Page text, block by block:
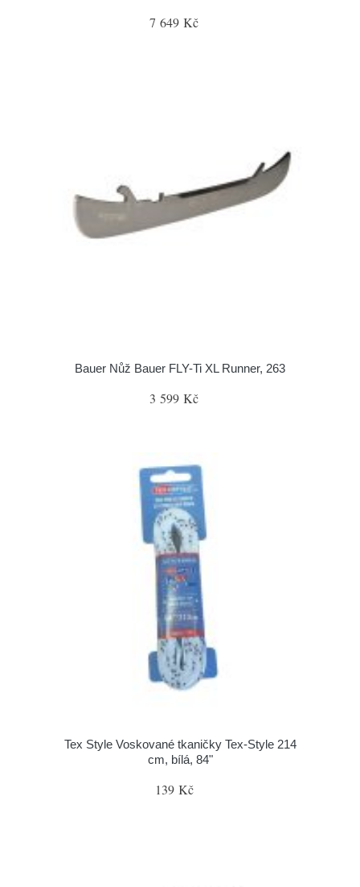
7 649 Kč
Bauer Nůž Bauer FLY-Ti XL Runner, 263
3 599 Kč
Tex Style Voskované tkaničky Tex-Style 214
cm, bílá, 84"
139 Kč